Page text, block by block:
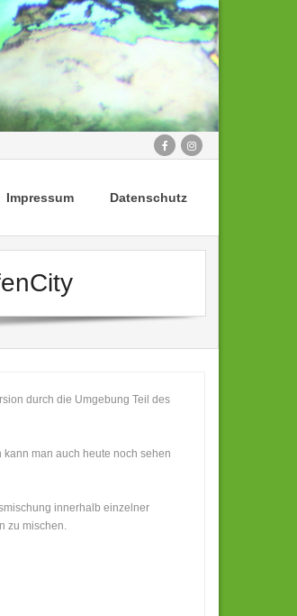
Impressum Datenschutz
durch die Umgebung Teil des
man auch heute noch sehen
innerhalb einzelner
zu mischen.